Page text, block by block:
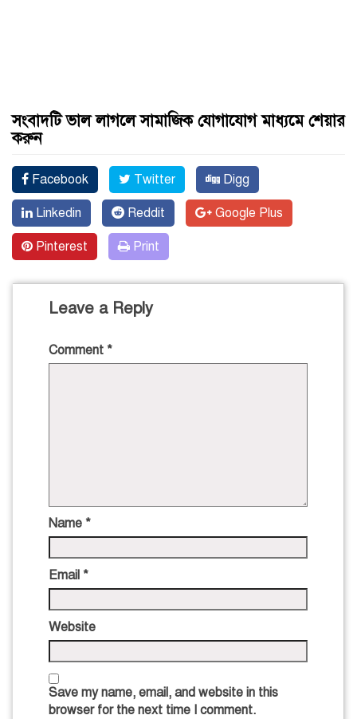
সংবাদটি ভাল লাগলে সামাজিক যোগাযোগ মাধ্যমে শেয়ার
করুন
Facebook Twitter Digg
Linkedin Reddit Google Plus
Pinterest Print
Leave a Reply
Comment *
Name *
Email *
Website
Save my name, email, and website in this
browser for the next time I comment.